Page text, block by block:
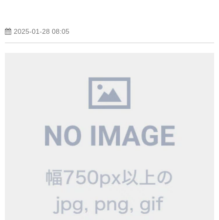
2025-01-28 08:05